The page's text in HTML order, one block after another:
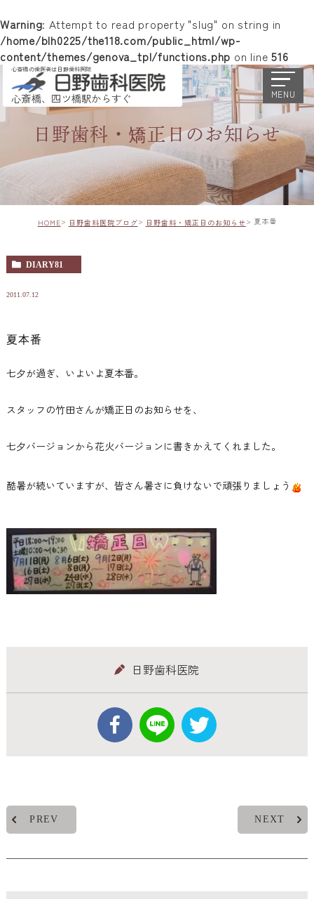
Warning: Attempt to read property "slug" on string in
/home/blh0225/the118.com/public_html/wp-
content/themes/genova_tpl/functions.php on line516
心斎橋の歯医者は日野歯科医院
心斎橋、四ツ橋駅からすぐ MENU
日野歯科・矯正日のお知らせ
HOME 日野歯科医院ブログ 日野歯科・矯正日のお知らせ 夏本番
DIARY81
2011.07.12
夏本番
七夕が過ぎ、いよいよ夏本番。
スタッフの竹田さんが矯正日のお知らせを、
七夕バージョンから花火バージョンに書きかえてくれました。
酷暑が続いていますが、皆さん暑さに負けないで頑張りましょう
日野歯科医院
PREV NEXT